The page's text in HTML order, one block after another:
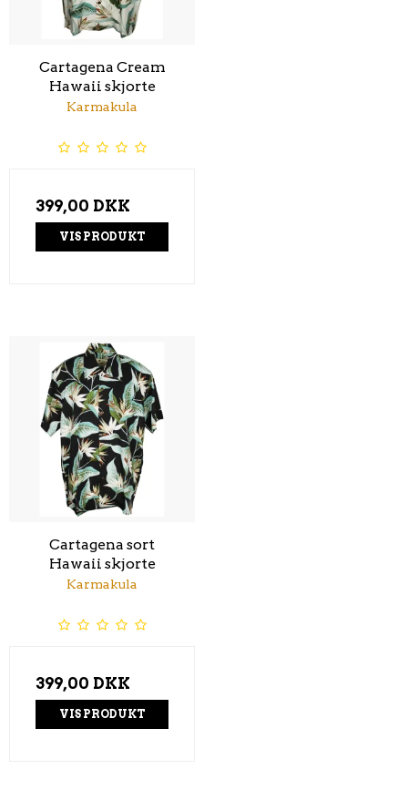
Cartagena Cream
Hawaii skjorte
Karmakula
399,00 DKK
VIS PRODUKT
Cartagena sort
Hawaii skjorte
Karmakula
399,00 DKK
VIS PRODUKT